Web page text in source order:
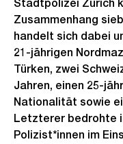
Stadtpolizei Zürich
Zusammenhang
handelt sich dabei
21-jährigen
Türken, zwei
Jahren, einen 25-
Nationalität sowie
Letzterer bedrohte
Polizist*innen im